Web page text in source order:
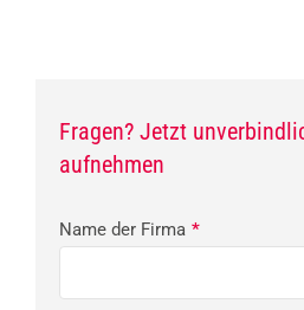
Fragen? Jetzt
aufnehmen
Name der Firma *